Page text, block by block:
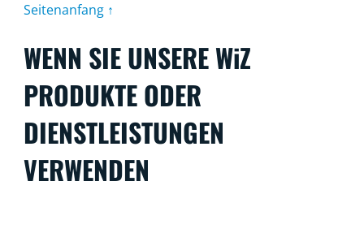
Seitenanfang ↑
WENN SIE UNSERE WiZ
PRODUKTE ODER
DIENSTLEISTUNGEN
VERWENDEN